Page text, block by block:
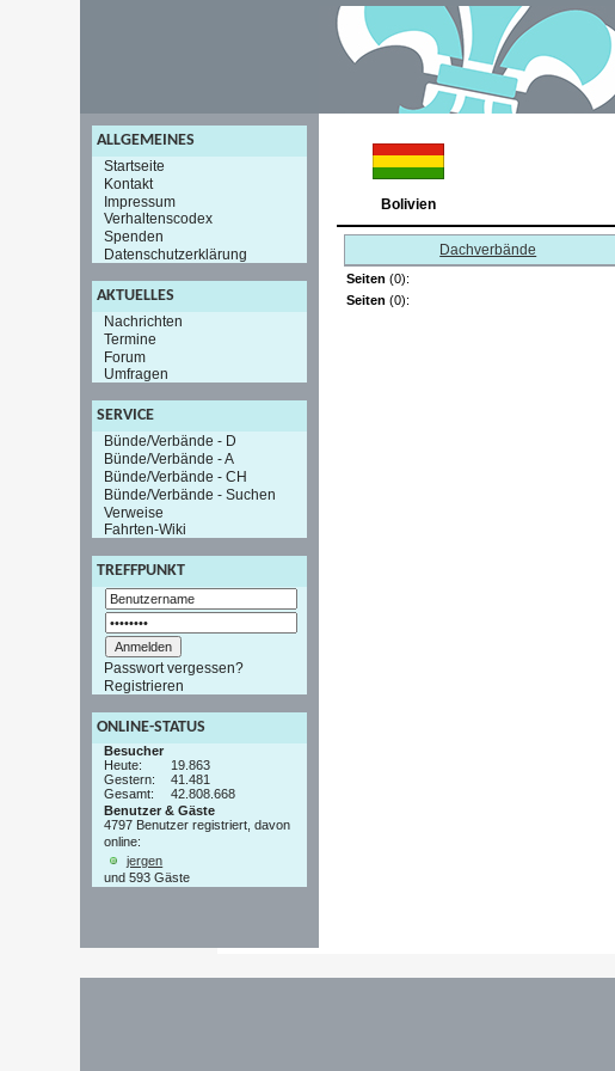
ALLGEMEINES
Startseite
Kontakt
Impressum
Verhaltenscodex
Spenden
Datenschutzerklärung
AKTUELLES
Nachrichten
Termine
Forum
Umfragen
SERVICE
Bünde/Verbände - D
Bünde/Verbände - A
Bünde/Verbände - CH
Bünde/Verbände - Suchen
Verweise
Fahrten-Wiki
TREFFPUNKT
Passwort vergessen?
Registrieren
ONLINE-STATUS
Besucher
Heute:
19.863
Gestern:
41.481
Gesamt:
42.808.668
Benutzer & Gäste
4797 Benutzer registriert, davon
online:
jergen
und 593 Gäste
Bolivien
Dachverbände
Seiten (0):
Seiten (0):